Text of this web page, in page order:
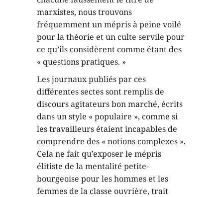
marxistes, nous trouvons
fréquemment un mépris à peine voilé
pour la théorie et un culte servile pour
ce qu’ils considèrent comme étant des
« questions pratiques. »
Les journaux publiés par ces
différentes sectes sont remplis de
discours agitateurs bon marché, écrits
dans un style « populaire », comme si
les travailleurs étaient incapables de
comprendre des « notions complexes ».
Cela ne fait qu’exposer le mépris
élitiste de la mentalité petite-
bourgeoise pour les hommes et les
femmes de la classe ouvrière, trait